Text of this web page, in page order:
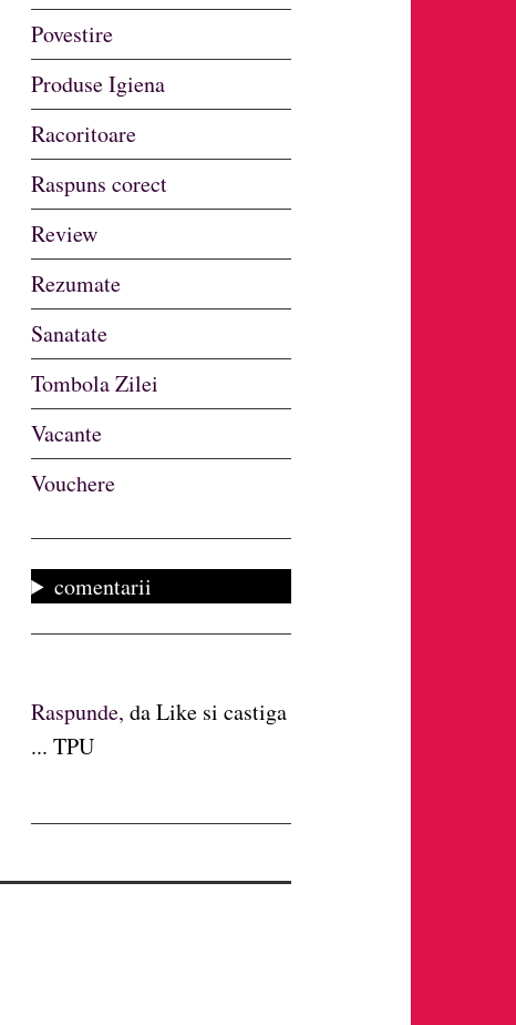
Povestire
Produse Igiena
Racoritoare
Raspuns corect
Review
Rezumate
Sanatate
Tombola Zilei
Vacante
Vouchere
comentarii
Raspunde, da Like si castiga
... TPU